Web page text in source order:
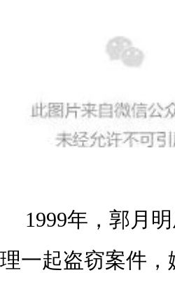
1999年，郭月
理一起盗窃案件